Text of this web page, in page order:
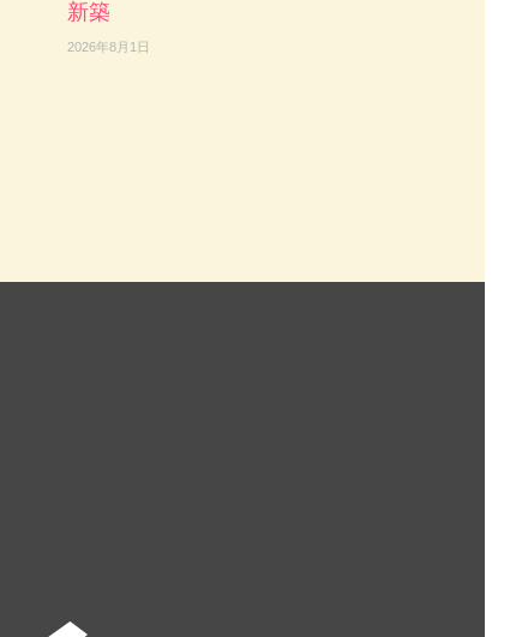
新築
2026年8月1日